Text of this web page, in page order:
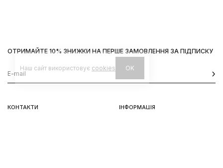
КОНТАКТИ ІНФОРМАЦІЯ
ОТРИМАЙТЕ 10% ЗНИЖКИ НА ПЕРШЕ ЗАМОВЛЕННЯ ЗА ПІДПИСКУ
Наш сайт використовує cookies OK